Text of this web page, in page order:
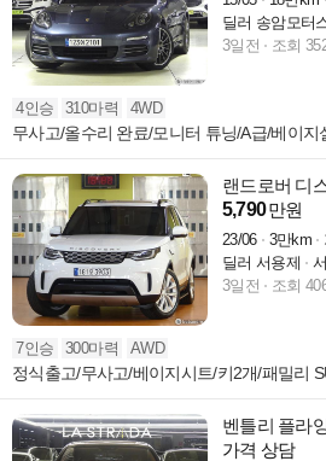
딜러 송암모터
3일전
조회
4인승 310마력 4WD
무사고/올수리 완료/모니터 튜닝/A급/베이지
랜드로버 디
5,790만원
23/06 3만km
딜러 서용제
3일전
조회
7인승 300마력 AWD
정식출고/무사고/베이지시트/키2개/패밀리
벤틀리 플라
가격 상담